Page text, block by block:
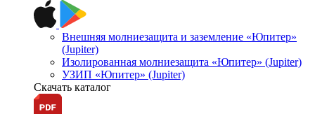
Внешняя молниезащита и заземление «Юпитер»
(Jupiter)
Изолированная молниезащита «Юпитер» (Jupiter)
УЗИП «Юпитер» (Jupiter)
Скачать каталог